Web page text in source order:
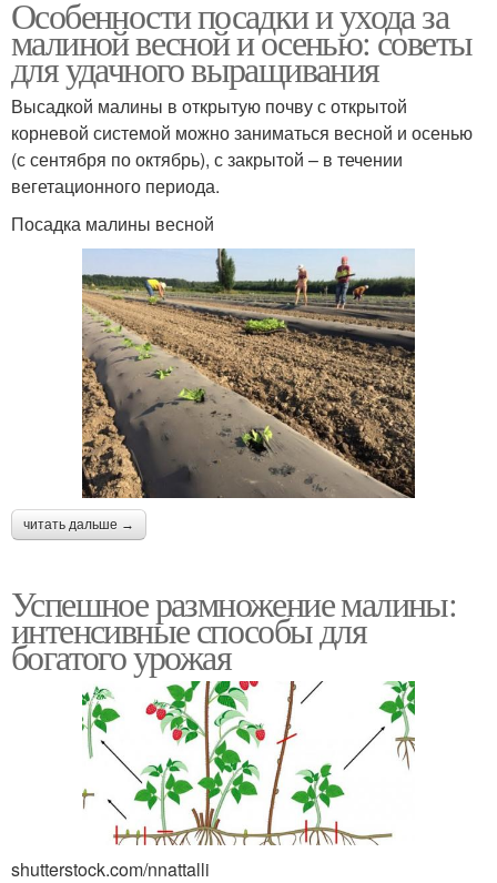
Особенности посадки и ухода за
малиной весной и осенью: советы
для удачного выращивания
Высадкой малины в открытую почву с открытой
корневой системой можно заниматься весной и осенью
(с сентября по октябрь), с закрытой – в течении
вегетационного периода.
Посадка малины весной
читать дальше →
Успешное размножение малины:
интенсивные способы для
богатого урожая
shutterstock.com/nnattalli